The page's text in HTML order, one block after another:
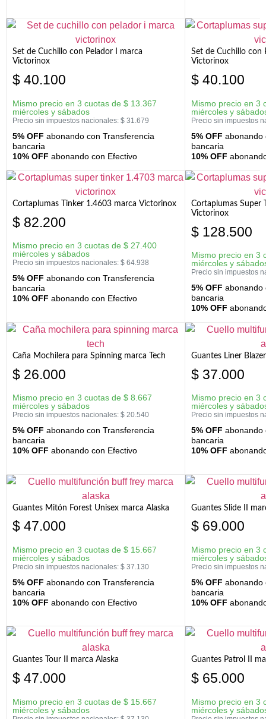
Set de Cuchillo con Pelador I marca
Victorinox
$ 40.100
Mismo precio en 3 cuotas de $ 13.367
miércoles y sábados
Precio sin impuestos nacionales: $ 31.679
5% OFF abonando con Transferencia
bancaria
10% OFF abonando con Efectivo
Set de Cuchillo con
Victorinox
$ 40.100
Mismo precio en 3
miércoles y
Precio sin impuestos
5% OFF abonando
bancaria
10% OFF
Cortaplumas Tinker 1.4603 marca Victorinox
$ 82.200
Mismo precio en 3 cuotas de $ 27.400
miércoles y sábados
Precio sin impuestos nacionales: $ 64.938
5% OFF abonando con Transferencia
bancaria
10% OFF abonando con Efectivo
Cortaplumas Super
Victorinox
$ 128.500
Mismo precio en 3
miércoles y
Precio sin impuestos
5% OFF abonando
bancaria
10% OFF
Caña Mochilera para Spinning marca Tech
$ 26.000
Mismo precio en 3 cuotas de $ 8.667
miércoles y sábados
Precio sin impuestos nacionales: $ 20.540
5% OFF abonando con Transferencia
bancaria
10% OFF abonando con Efectivo
Guantes Liner
$ 37.000
Mismo precio en 3
miércoles y
Precio sin impuestos
5% OFF abonando
bancaria
10% OFF
Guantes Mitón Forest Unisex marca Alaska
$ 47.000
Mismo precio en 3 cuotas de $ 15.667
miércoles y sábados
Precio sin impuestos nacionales: $ 37.130
5% OFF abonando con Transferencia
bancaria
10% OFF abonando con Efectivo
Guantes Slide II
$ 69.000
Mismo precio en 3
miércoles y
Precio sin impuestos
5% OFF abonando
bancaria
10% OFF
Guantes Tour II marca Alaska
$ 47.000
Mismo precio en 3 cuotas de $ 15.667
miércoles y sábados
Guantes Patrol II
$ 65.000
Mismo precio en 3
miércoles y